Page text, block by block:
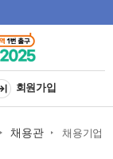
회원가입
채용관 채용기업